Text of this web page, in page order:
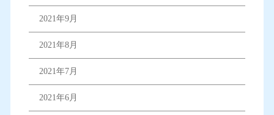
2021年9月
2021年8月
2021年7月
2021年6月